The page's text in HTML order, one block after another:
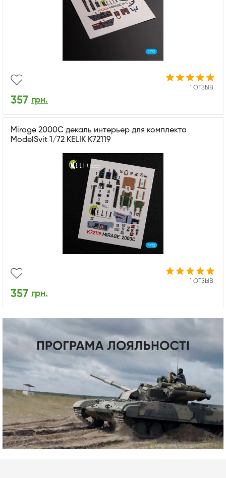
1 ОТЗЫВ
357 грн.
Mirage 2000C декаль интерьер для комплекта
ModelSvit 1/72 KELIK K72119
1 ОТЗЫВ
357 грн.